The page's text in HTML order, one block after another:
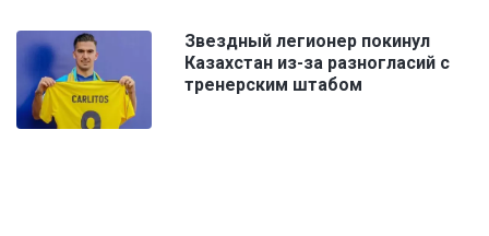
Звездный легионер покинул
Казахстан из-за разногласий с
тренерским штабом